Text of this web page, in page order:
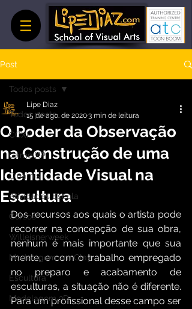
Post
Todos posts
CCXP
Game XP
Dinamis
Atividades Escola
Cursos
Willeisnerweek
Modelagem em Clay
Escultura
Modelagem 3D
Todos posts
O Poder da Observação
na Construção de uma
Identidade Visual na
Escultura
Lipe Diaz
15 de ago. de 20203 min de leitura
Dos recursos aos quais o artista pode
recorrer na concepção de sua obra,
nenhum é mais importante que sua
mente, e com o trabalho empregado
no preparo e acabamento de
esculturas, a situação não é diferente.
Para um profissional desse campo ser